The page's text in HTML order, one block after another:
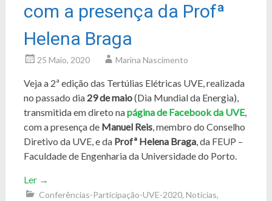
com a presença da Profª
Helena Braga
25 Maio, 2020 Marina Nascimento
Veja a 2ª edição das Tertúlias Elétricas UVE, realizada
no passado dia 29 de maio(Dia Mundial da Energia),
transmitida em direto napágina de Facebook da UVE,
com a presença de Manuel Reis, membro do Conselho
Diretivo da UVE, e da Profª Helena Braga, da FEUP –
Faculdade de Engenharia da Universidade do Porto.
Ler →
Conferências-Participação-UVE-2020, Notícias,